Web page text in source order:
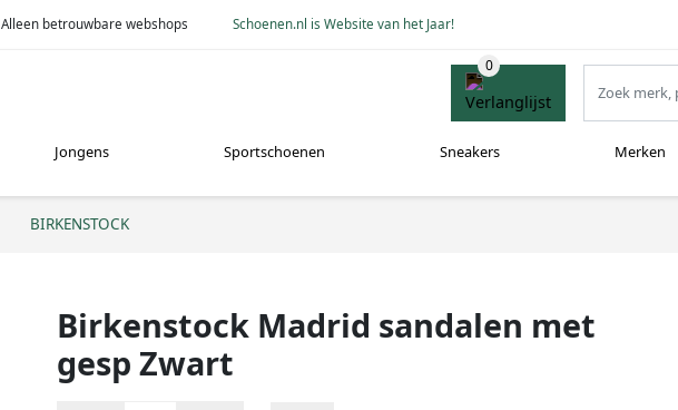
Alleen betrouwbare webshops Schoenen.nl is Website van het Jaar!
Jongens Sportschoenen Sneakers Merken
BIRKENSTOCK
Birkenstock Madrid sandalen met
gesp Zwart